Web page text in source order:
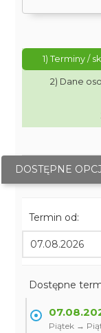
1) Terminy /
2) Dane
DOSTĘPNE
Termin od:
Dostępne
Piątek →